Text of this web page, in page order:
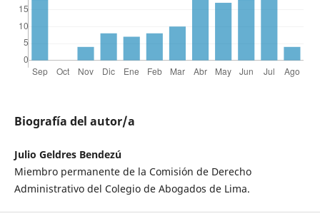
Biografía del autor/a
Julio Geldres Bendezú
Miembro permanente de la Comisión de Derecho
Administrativo del Colegio de Abogados de Lima.